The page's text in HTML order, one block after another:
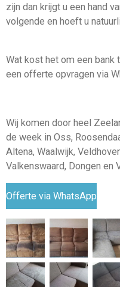
zijn dan krijgt u een hand
volgende en hoeft u
Wat kost het om een bank
een offerte opvragen via
Wij komen door heel
de week in Oss,
Altena, Waalwijk,
Valkenswaard, Dongen en
Offerte via WhatsApp